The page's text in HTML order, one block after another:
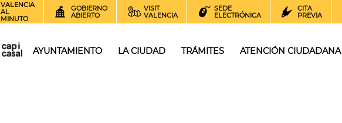
VALENCIA
AL
MINUTO
GOBIERNO
ABIERTO
VISIT
VALENCIA
SEDE
ELECTRÓNICA
CITA
PREVIA
AYUNTAMIENTO LA CIUDAD TRÁMITES ATENCIÓN CIUDADANA